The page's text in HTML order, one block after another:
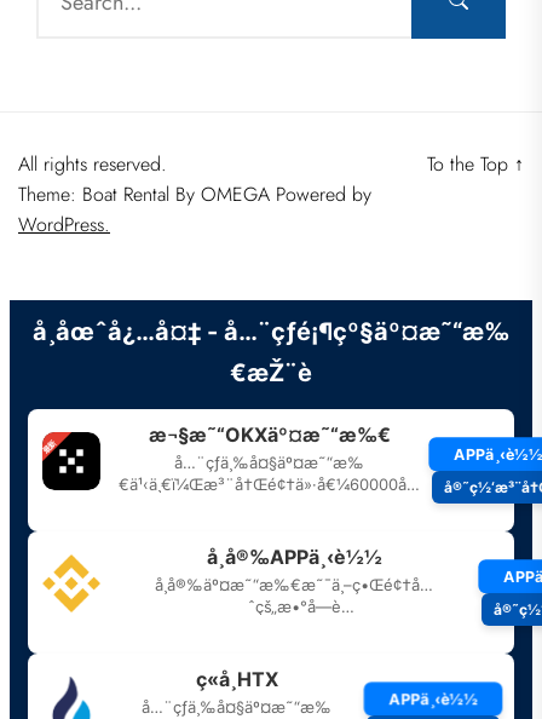
All rights reserved.
Theme: Boat Rental By OMEGA Powered by
WordPress.
To the Top ↑